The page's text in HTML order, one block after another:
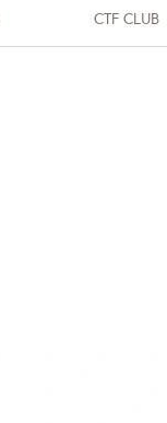
CTF CLUB